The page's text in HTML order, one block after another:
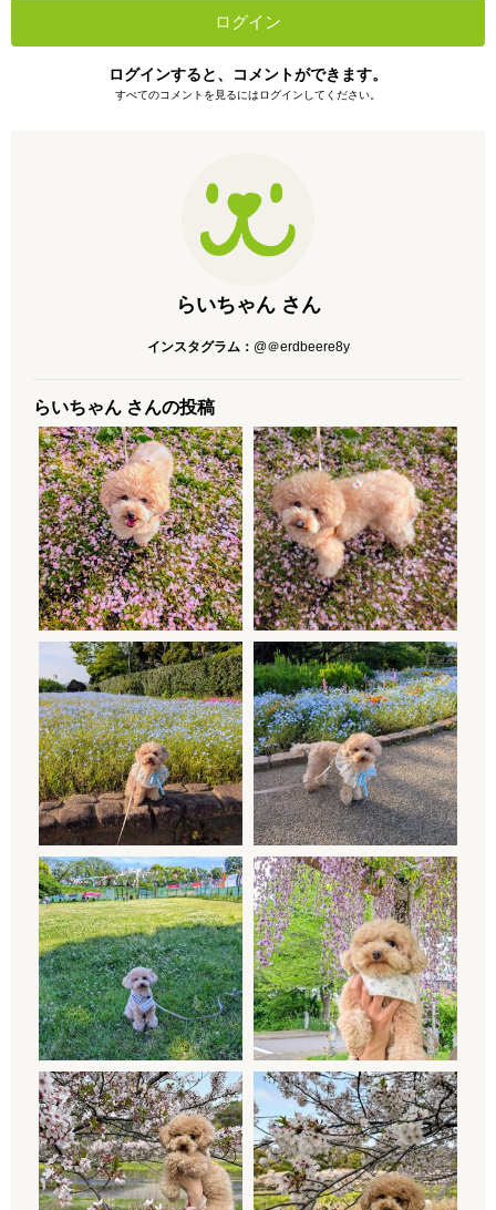
ログイン
ログインすると、コメントができます。
すべてのコメントを見るにはログインしてください。
らいちゃん さん
インスタグラム： @＠erdbeere8y
らいちゃん さんの投稿